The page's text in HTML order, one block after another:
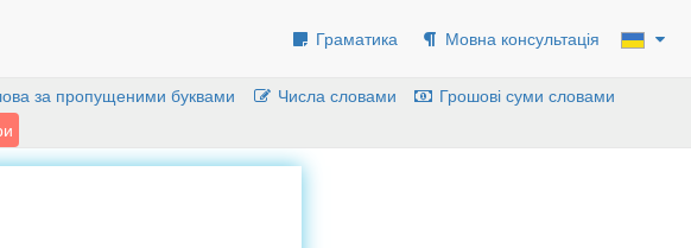
Граматика Мовна консультація
за пропущеними буквами Числа словами
Грошові суми словами